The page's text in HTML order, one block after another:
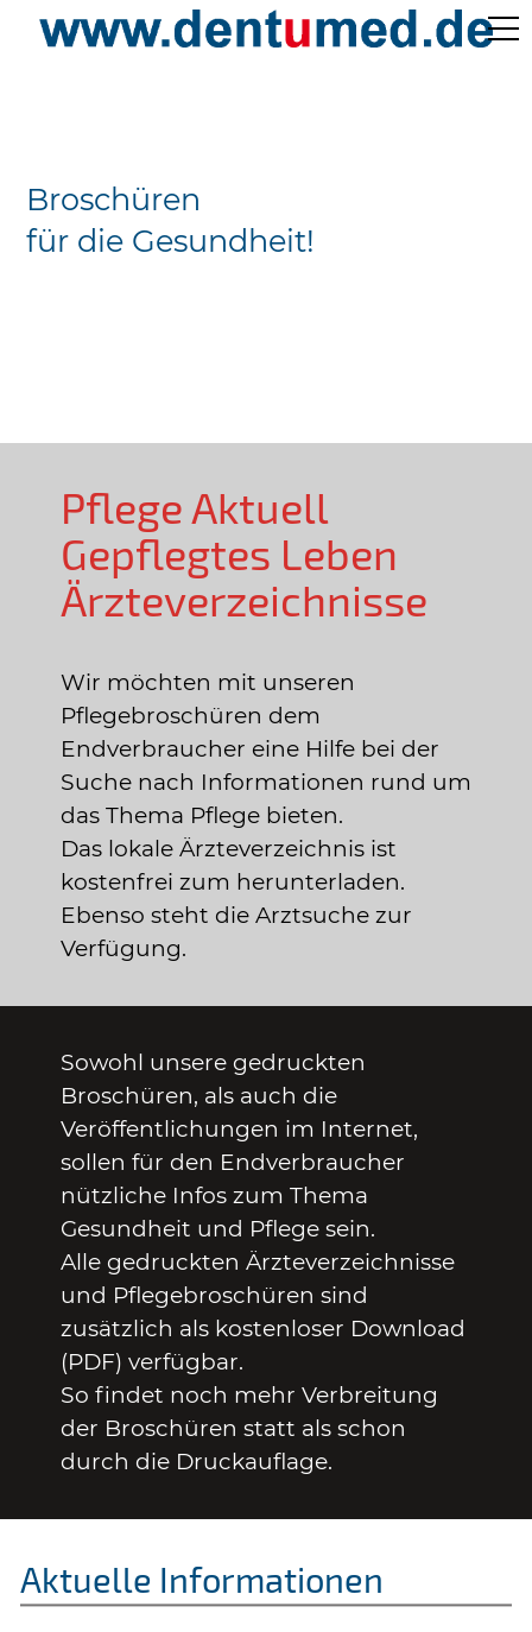
Ärzteverzeichnisse
Broschüren
für die Gesundheit!
Pflege Aktuell
Gepflegtes Leben
Ärzteverzeichnisse
Wir möchten mit unseren
Pflegebroschüren dem
Endverbraucher eine Hilfe bei der
Suche nach Informationen rund um
das Thema Pflege bieten.
Das lokale Ärzteverzeichnis ist
kostenfrei zum herunterladen.
Ebenso steht die Arztsuche zur
Verfügung.
Sowohl unsere gedruckten
Broschüren, als auch die
Veröffentlichungen im Internet,
sollen für den Endverbraucher
nützliche Infos zum Thema
Gesundheit und Pflege sein.
Alle gedruckten Ärzteverzeichnisse
und Pflegebroschüren sind
zusätzlich als kostenloser Download
(PDF) verfügbar.
So findet noch mehr Verbreitung
der Broschüren statt als schon
durch die Druckauflage.
Aktuelle Informationen